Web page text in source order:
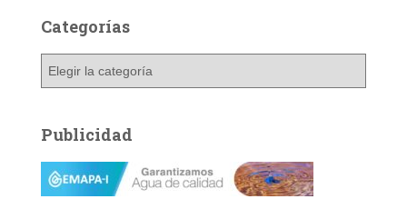
Categorías
g
o
Publicidad